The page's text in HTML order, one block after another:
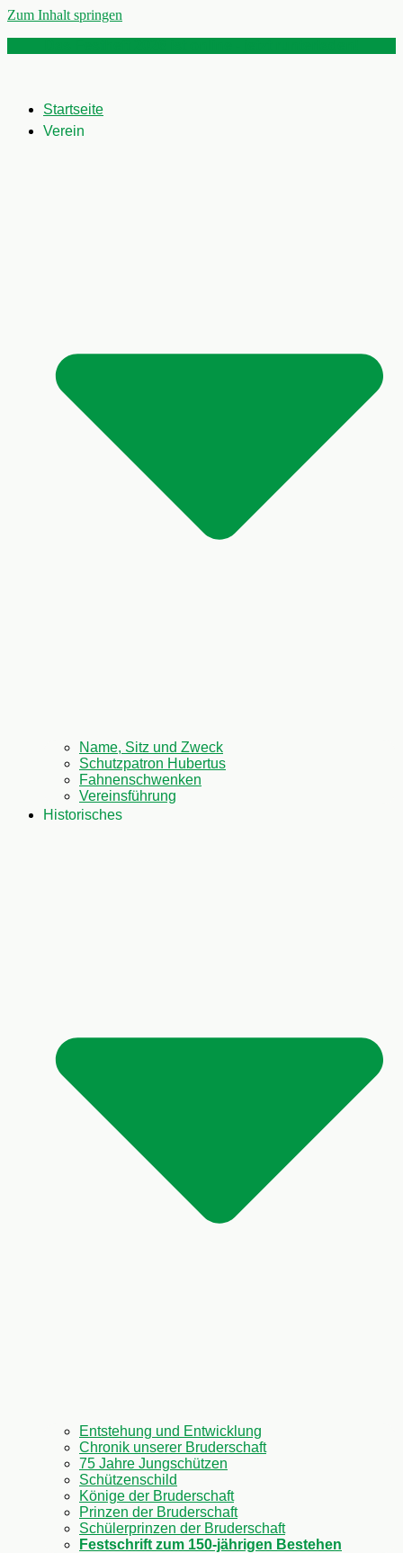
Zum Inhalt springen
Startseite
Verein
Name, Sitz und Zweck
Schutzpatron Hubertus
Fahnenschwenken
Vereinsführung
Historisches
Entstehung und Entwicklung
Chronik unserer Bruderschaft
75 Jahre Jungschützen
Schützenschild
Könige der Bruderschaft
Prinzen der Bruderschaft
Schülerprinzen der Bruderschaft
Festschrift zum 150-jährigen Bestehen